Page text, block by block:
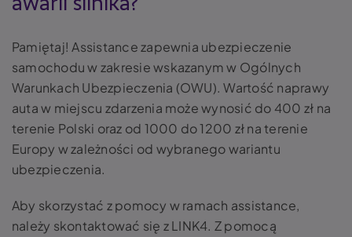
Pamiętaj! Assistance zapewnia ubezpieczenie
samochodu w zakresie wskazanym w Ogólnych
Warunkach Ubezpieczenia (OWU). Wartość naprawy
auta w miejscu zdarzenia może wynosić do 400 zł na
terenie Polski oraz od 1000 do 1200 zł na terenie
Europy w zależności od wybranego wariantu
ubezpieczenia.
Aby skorzystać z pomocy w ramach assistance,
należy skontaktować się z LINK4. Z pomocą